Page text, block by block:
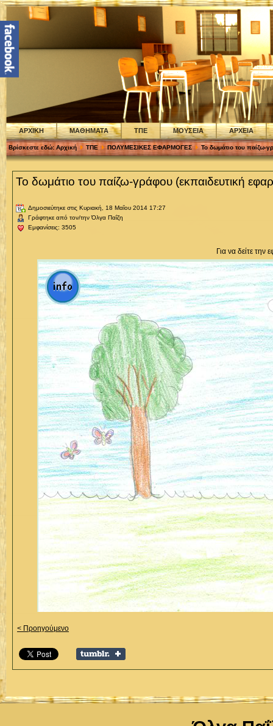
ΑΡΧΙΚΗ ΜΑΘΗΜΑΤΑ ΤΠΕ ΜΟΥΣΕΙΑ ΑΡΧΕΙΑ
Βρίσκεστε εδώ: Αρχική ΤΠΕ ΠΟΛΥΜΕΣΙΚΕΣ ΕΦΑΡΜΟΓΕΣ Το δωμάτιο του παίζω-
Το δωμάτιο του παίζω-γράφου (εκπαιδευτική
Δημοσιεύτηκε στις Κυριακή, 18 Μαΐου 2014 17:27
Γράφτηκε από τον/την Όλγα Παΐζη
Εμφανίσεις: 3505
Για να δείτε
< Προηγούμενο